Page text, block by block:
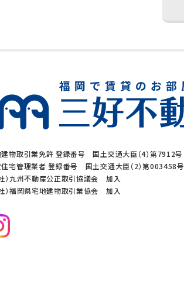
物取引業免許 登録番号 国土交通大臣（4）第7912号
宅管理業者 登録番号 国土交通大臣（2）第003458号
社）九州不動産公正取引協議会 加入
社）福岡県宅地建物取引業協会 加入